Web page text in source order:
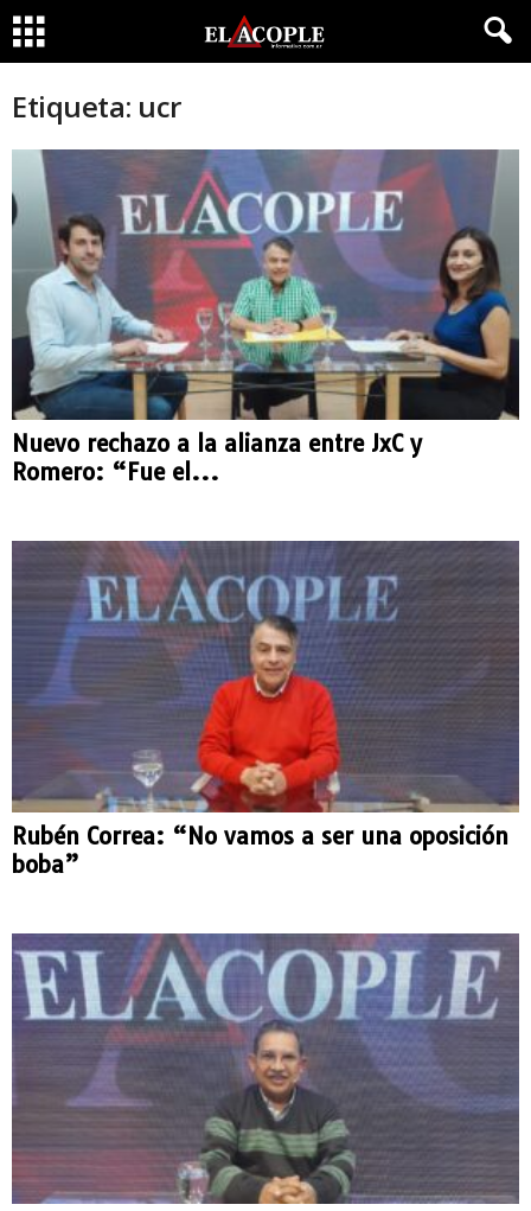
Etiqueta: ucr
Nuevo rechazo a la alianza entre JxC y
Romero: “Fue el...
Rubén Correa: “No vamos a ser una oposición
boba”